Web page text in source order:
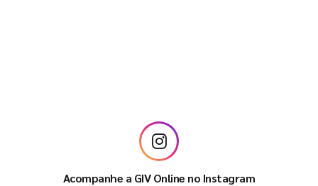
Acompanhe a GIV Online no Instagram